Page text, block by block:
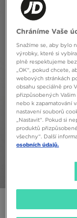
NIKE MIKINA S
Chráníme Vaše
Snažíme se, aby bylo
výrobky, které si
plně respektujeme
„OK“, pokud chcete,
webových stránkách
obsahu speciálně pro
přizpůsobených
nebo k zapamatování
nastavení souborů
„Nastavit“. Pokud si
produktů
všechny“. Další
osobních údajů.